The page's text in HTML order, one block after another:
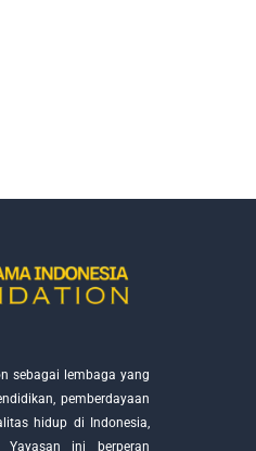
sebagai lembaga yang
pemberdayaan
hidup di Indonesia,
ini berperan